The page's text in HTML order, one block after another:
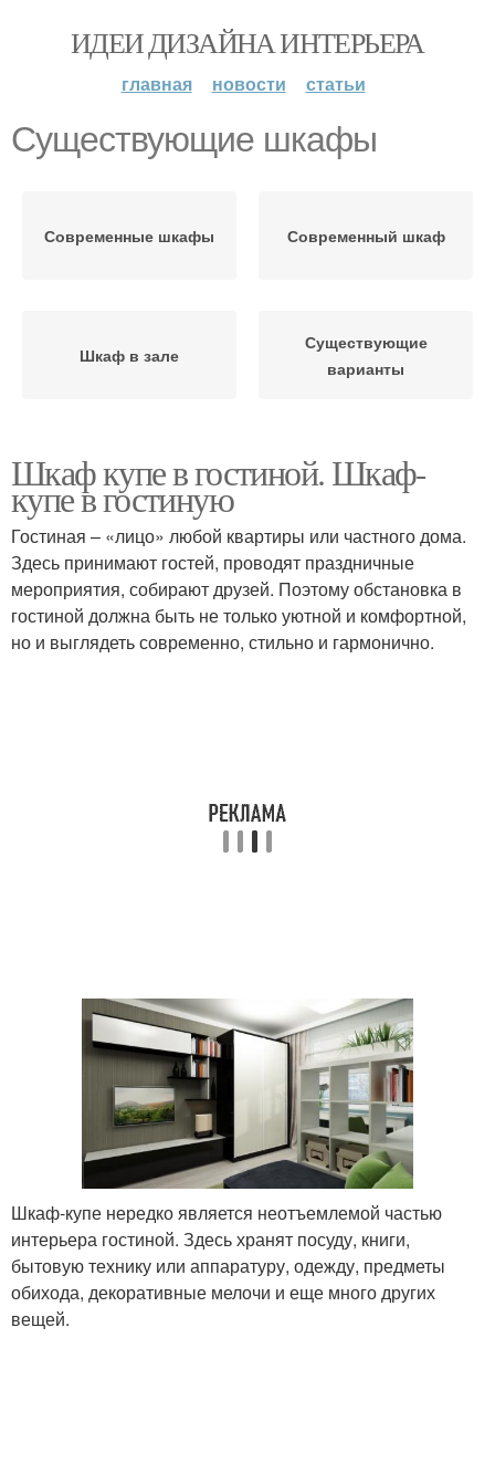
ИДЕИ ДИЗАЙНА ИНТЕРЬЕРА
главная новости статьи
Существующие шкафы
Современные шкафы Современный шкаф
Шкаф в зале
Существующие
варианты
Шкаф купе в гостиной. Шкаф-
купе в гостиную
Гостиная – «лицо» любой квартиры или частного дома.
Здесь принимают гостей, проводят праздничные
мероприятия, собирают друзей. Поэтому обстановка в
гостиной должна быть не только уютной и комфортной,
но и выглядеть современно, стильно и гармонично.
Шкаф-купе нередко является неотъемлемой частью
интерьера гостиной. Здесь хранят посуду, книги,
бытовую технику или аппаратуру, одежду, предметы
обихода, декоративные мелочи и еще много других
вещей.